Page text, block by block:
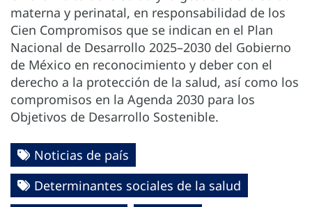
materna y perinatal, en responsabilidad de los
Cien Compromisos que se indican en el Plan
Nacional de Desarrollo 2025–2030 del Gobierno
de México en reconocimiento y deber con el
derecho a la protección de la salud, así como los
compromisos en la Agenda 2030 para los
Objetivos de Desarrollo Sostenible.
Noticias de país
Determinantes sociales de la salud